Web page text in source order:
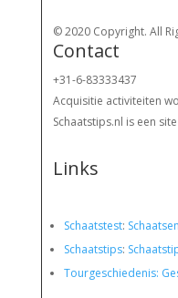
© 2020 Copyright. All
Contact
+31-6-83333437
Acquisitie activiteiten
Schaatstips.nl is een
Links
Schaatstest:
Schaatstips:
Tourgeschiedenis: